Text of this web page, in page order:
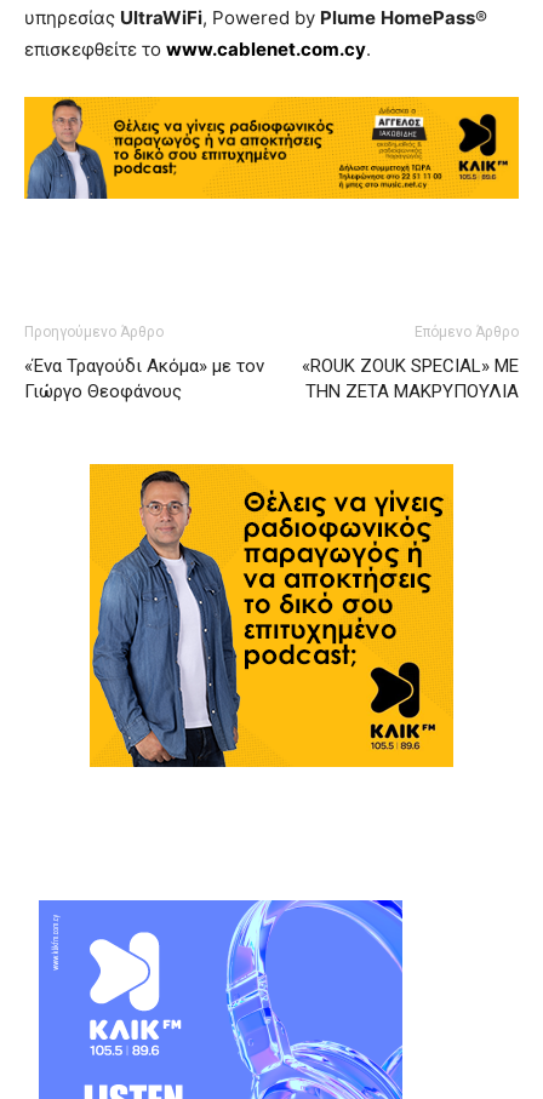
υπηρεσίας UltraWiFi, Powered by Plume HomePass®
επισκεφθείτε το www.cablenet.com.cy.
Προηγούμενο Άρθρο
«Ένα Τραγούδι Ακόμα» με τον
Γιώργο Θεοφάνους
Επόμενο Άρθρο
«ROUK ZOUK SPECIAL» ΜΕ
ΤΗΝ ΖΕΤΑ ΜΑΚΡΥΠΟΥΛΙΑ